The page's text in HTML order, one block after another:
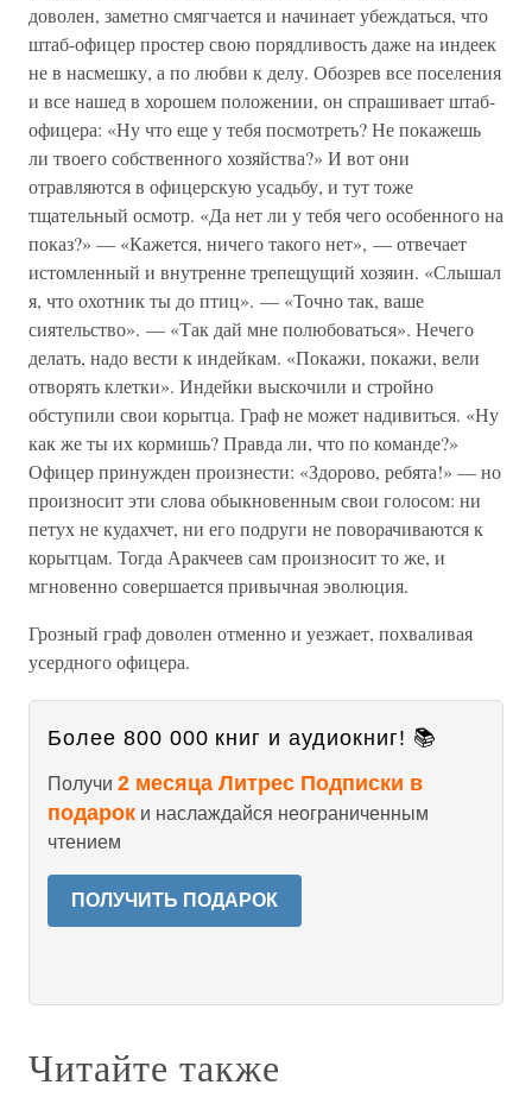
доволен, заметно смягчается и начинает убеждаться, что
штаб-офицер простер свою порядливость даже на индеек
не в насмешку, а по любви к делу. Обозрев все поселения
и все нашед в хорошем положении, он спрашивает штаб-
офицера: «Ну что еще у тебя посмотреть? Не покажешь
ли твоего собственного хозяйства?» И вот они
отравляются в офицерскую усадьбу, и тут тоже
тщательный осмотр. «Да нет ли у тебя чего особенного на
показ?» — «Кажется, ничего такого нет», — отвечает
истомленный и внутренне трепещущий хозяин. «Слышал
я, что охотник ты до птиц». — «Точно так, ваше
сиятельство». — «Так дай мне полюбоваться». Нечего
делать, надо вести к индейкам. «Покажи, покажи, вели
отворять клетки». Индейки выскочили и стройно
обступили свои корытца. Граф не может надивиться. «Ну
как же ты их кормишь? Правда ли, что по команде?»
Офицер принужден произнести: «Здорово, ребята!» — но
произносит эти слова обыкновенным свои голосом: ни
петух не кудахчет, ни его подруги не поворачиваются к
корытцам. Тогда Аракчеев сам произносит то же, и
мгновенно совершается привычная эволюция.
Грозный граф доволен отменно и уезжает, похваливая
усердного офицера.
Более 800 000 книг и аудиокниг! 📚
Получи 2 месяца Литрес Подписки в
подарок и наслаждайся неограниченным
чтением
ПОЛУЧИТЬ ПОДАРОК
Читайте также